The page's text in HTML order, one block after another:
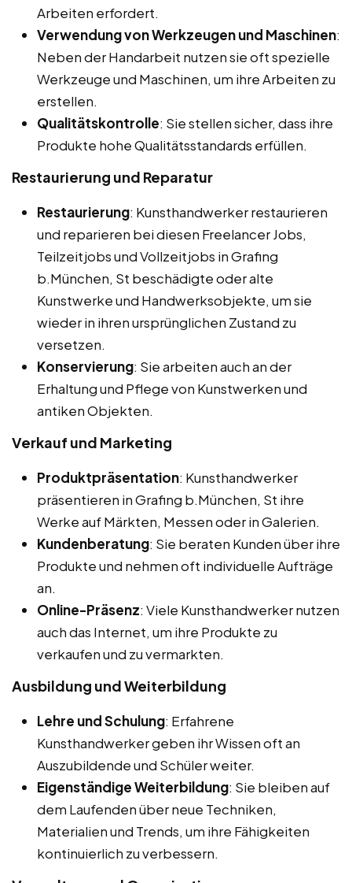
Arbeiten erfordert.
Verwendung von Werkzeugen und Maschinen:
Neben der Handarbeit nutzen sie oft spezielle
Werkzeuge und Maschinen, um ihre Arbeiten zu
erstellen.
Qualitätskontrolle: Sie stellen sicher, dass ihre
Produkte hohe Qualitätsstandards erfüllen.
Restaurierung und Reparatur
Restaurierung: Kunsthandwerker restaurieren
und reparieren bei diesen Freelancer Jobs,
Teilzeitjobs und Vollzeitjobs in Grafing
b.München, St beschädigte oder alte
Kunstwerke und Handwerksobjekte, um sie
wieder in ihren ursprünglichen Zustand zu
versetzen.
Konservierung: Sie arbeiten auch an der
Erhaltung und Pflege von Kunstwerken und
antiken Objekten.
Verkauf und Marketing
Produktpräsentation: Kunsthandwerker
präsentieren in Grafing b.München, St ihre
Werke auf Märkten, Messen oder in Galerien.
Kundenberatung: Sie beraten Kunden über ihre
Produkte und nehmen oft individuelle Aufträge
an.
Online-Präsenz: Viele Kunsthandwerker nutzen
auch das Internet, um ihre Produkte zu
verkaufen und zu vermarkten.
Ausbildung und Weiterbildung
Lehre und Schulung: Erfahrene
Kunsthandwerker geben ihr Wissen oft an
Auszubildende und Schüler weiter.
Eigenständige Weiterbildung: Sie bleiben auf
dem Laufenden über neue Techniken,
Materialien und Trends, um ihre Fähigkeiten
kontinuierlich zu verbessern.